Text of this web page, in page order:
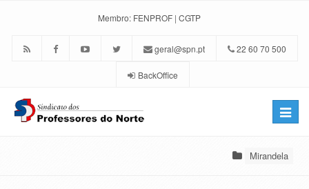
Membro: FENPROF | CGTP
geral@spn.pt 22 60 70 500
BackOffice
Toggle
Mirandela